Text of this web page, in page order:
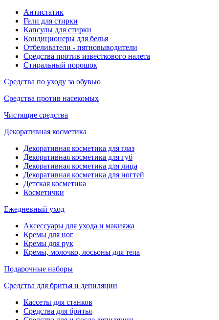
Антистатик
Гели для стирки
Капсулы для стирки
Кондиционеры для белья
Отбеливатели - пятновыводители
Средства против известкового налета
Стиральный порошок
Средства по уходу за обувью
Средства против насекомых
Чистящие средства
Декоративная косметика
Декоративная косметика для глаз
Декоративная косметика для губ
Декоративная косметика для лица
Декоративная косметика для ногтей
Детская косметика
Косметички
Ежедневный уход
Аксессуары для ухода и макияжа
Кремы для ног
Кремы для рук
Кремы, молочко, лосьоны для тела
Подарочные наборы
Средства для бритья и депиляции
Кассеты для станков
Средства для бритья